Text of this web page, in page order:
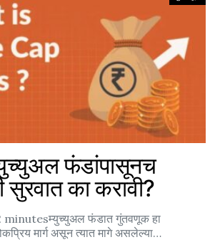
फंडांपासूनच
का करावी?
फंडात गुंतवणूक हा
मार्ग असून त्यात मागे असलेल्या…